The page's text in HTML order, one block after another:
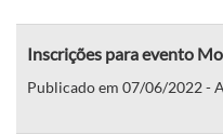
Inscrições para evento
Publicado em 07/06/2022 -